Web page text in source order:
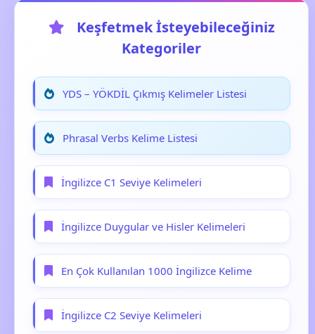
Keşfetmek İsteyebileceğiniz
Kategoriler
YDS – YÖKDİL Çıkmış Kelimeler Listesi
Phrasal Verbs Kelime Listesi
İngilizce C1 Seviye Kelimeleri
İngilizce Duygular ve Hisler Kelimeleri
En Çok Kullanılan 1000 İngilizce Kelime
İngilizce C2 Seviye Kelimeleri